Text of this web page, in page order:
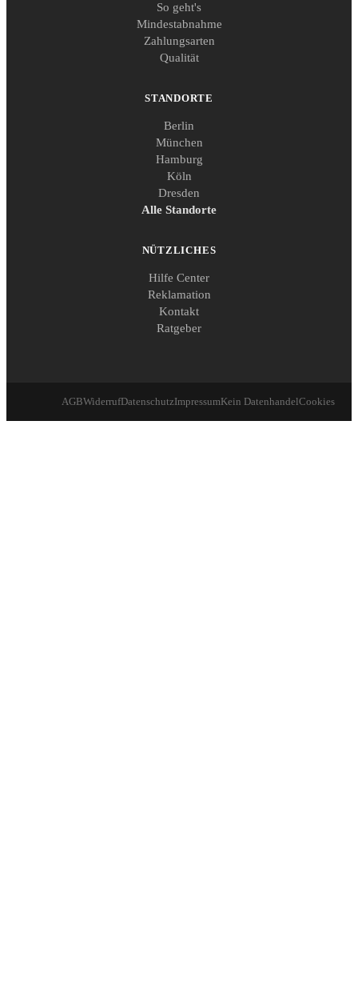
So geht's
Mindestabnahme
Zahlungsarten
Qualität
STANDORTE
Berlin
München
Hamburg
Köln
Dresden
Alle Standorte
NÜTZLICHES
Hilfe Center
Reklamation
Kontakt
Ratgeber
AGBWiderrufDatenschutzImpressumKein DatenhandelCookies